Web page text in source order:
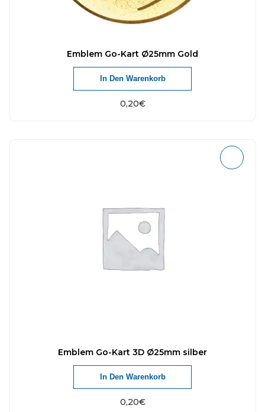
Emblem Go-Kart Ø25mm Gold
0,20€
In Den Warenkorb
Emblem Go-Kart 3D Ø25mm silber
0,20€
In Den Warenkorb